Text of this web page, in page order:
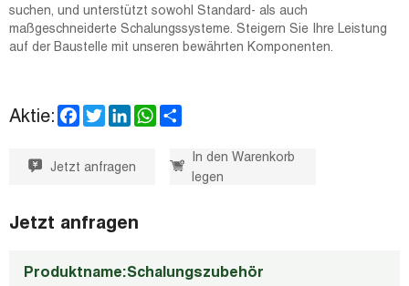
suchen, und unterstützt sowohl Standard- als auch
maßgeschneiderte Schalungssysteme. Steigern Sie Ihre Leistung
auf der Baustelle mit unseren bewährten Komponenten.
Aktie:
F
a
b
k
T
w
t
L
e
W
h
r
e
Jetzt anfragen
In den Warenkorb
legen
Jetzt anfragen